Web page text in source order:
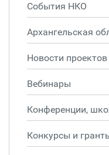
События НКО
Архангельская
Новости проектов
Вебинары
Конференции,
Конкурсы и